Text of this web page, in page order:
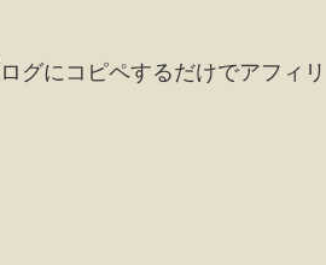
グにコピペするだけでアフィリ